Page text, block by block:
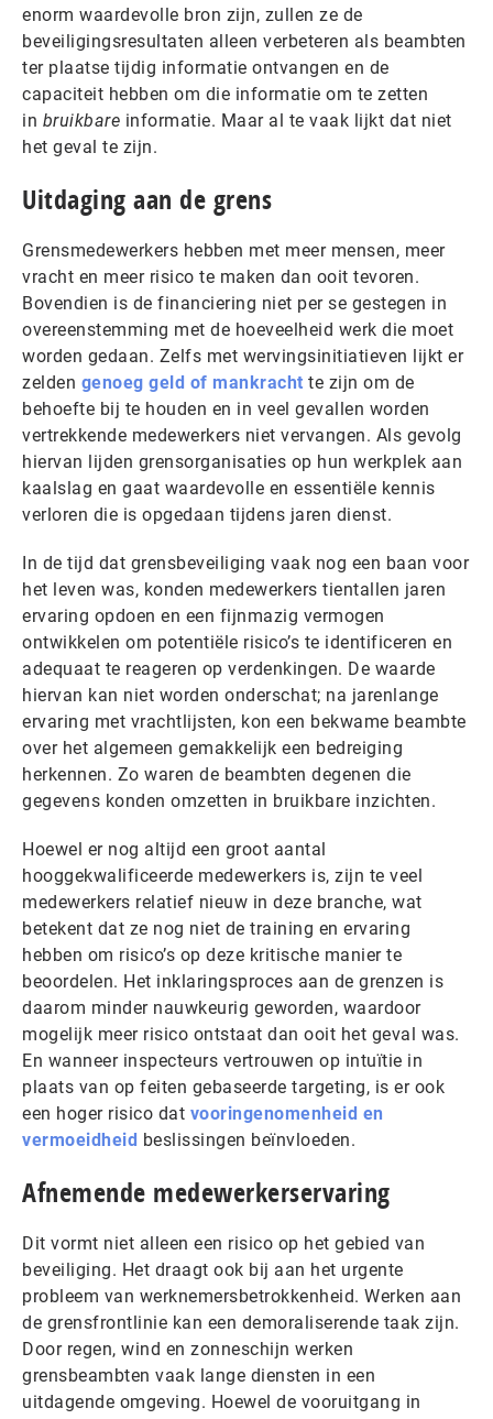
enorm waardevolle bron zijn, zullen ze de
beveiligingsresultaten alleen verbeteren als beambten
ter plaatse tijdig informatie ontvangen en de
capaciteit hebben om die informatie om te zetten
in bruikbare informatie. Maar al te vaak lijkt dat niet
het geval te zijn.
Uitdaging aan de grens
Grensmedewerkers hebben met meer mensen, meer
vracht en meer risico te maken dan ooit tevoren.
Bovendien is de financiering niet per se gestegen in
overeenstemming met de hoeveelheid werk die moet
worden gedaan. Zelfs met wervingsinitiatieven lijkt er
zelden genoeg geld of mankracht te zijn om de
behoefte bij te houden en in veel gevallen worden
vertrekkende medewerkers niet vervangen. Als gevolg
hiervan lijden grensorganisaties op hun werkplek aan
kaalslag en gaat waardevolle en essentiële kennis
verloren die is opgedaan tijdens jaren dienst.
In de tijd dat grensbeveiliging vaak nog een baan voor
het leven was, konden medewerkers tientallen jaren
ervaring opdoen en een fijnmazig vermogen
ontwikkelen om potentiële risico’s te identificeren en
adequaat te reageren op verdenkingen. De waarde
hiervan kan niet worden onderschat; na jarenlange
ervaring met vrachtlijsten, kon een bekwame beambte
over het algemeen gemakkelijk een bedreiging
herkennen. Zo waren de beambten degenen die
gegevens konden omzetten in bruikbare inzichten.
Hoewel er nog altijd een groot aantal
hooggekwalificeerde medewerkers is, zijn te veel
medewerkers relatief nieuw in deze branche, wat
betekent dat ze nog niet de training en ervaring
hebben om risico’s op deze kritische manier te
beoordelen. Het inklaringsproces aan de grenzen is
daarom minder nauwkeurig geworden, waardoor
mogelijk meer risico ontstaat dan ooit het geval was.
En wanneer inspecteurs vertrouwen op intuïtie in
plaats van op feiten gebaseerde targeting, is er ook
een hoger risico dat vooringenomenheid en
vermoeidheid beslissingen beïnvloeden.
Afnemende medewerkerservaring
Dit vormt niet alleen een risico op het gebied van
beveiliging. Het draagt ook bij aan het urgente
probleem van werknemersbetrokkenheid. Werken aan
de grensfrontlinie kan een demoraliserende taak zijn.
Door regen, wind en zonneschijn werken
grensbeambten vaak lange diensten in een
uitdagende omgeving. Hoewel de vooruitgang in